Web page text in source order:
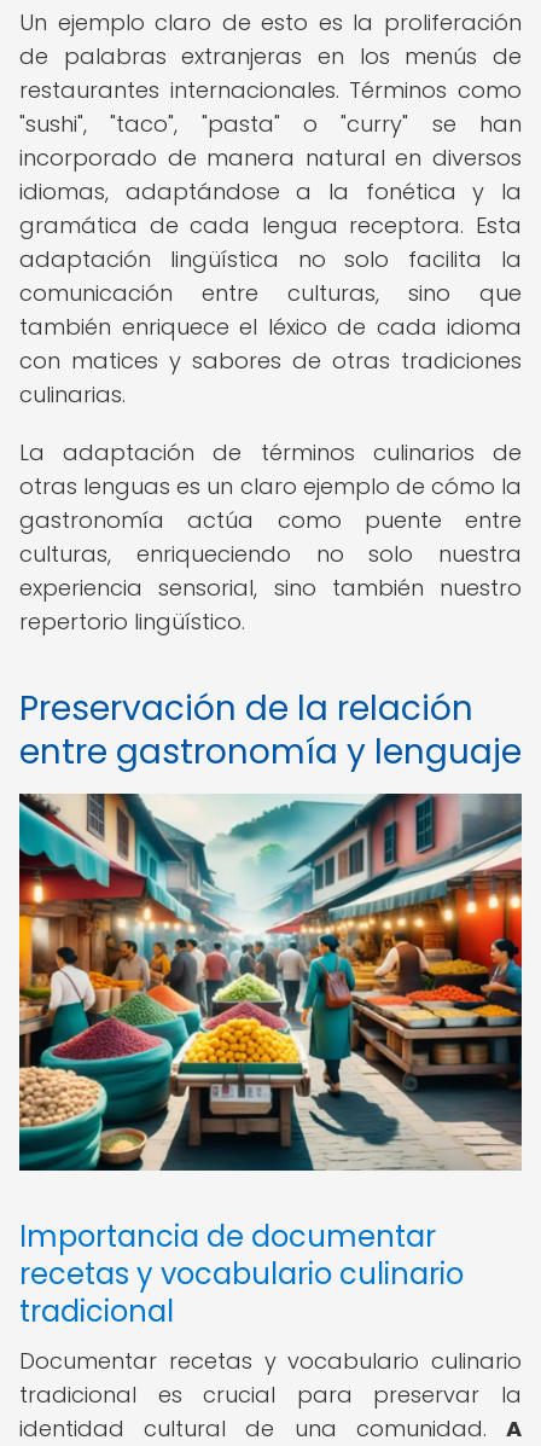
Un ejemplo claro de esto es la proliferación
de palabras extranjeras en los menús de
restaurantes internacionales. Términos como
"sushi", "taco", "pasta" o "curry" se han
incorporado de manera natural en diversos
idiomas, adaptándose a la fonética y la
gramática de cada lengua receptora. Esta
adaptación lingüística no solo facilita la
comunicación entre culturas, sino que
también enriquece el léxico de cada idioma
con matices y sabores de otras tradiciones
culinarias.
La adaptación de términos culinarios de
otras lenguas es un claro ejemplo de cómo la
gastronomía actúa como puente entre
culturas, enriqueciendo no solo nuestra
experiencia sensorial, sino también nuestro
repertorio lingüístico.
Preservación de la relación
entre gastronomía y lenguaje
Importancia de documentar
recetas y vocabulario culinario
tradicional
Documentar recetas y vocabulario culinario
tradicional es crucial para preservar la
identidad cultural de una comunidad. A